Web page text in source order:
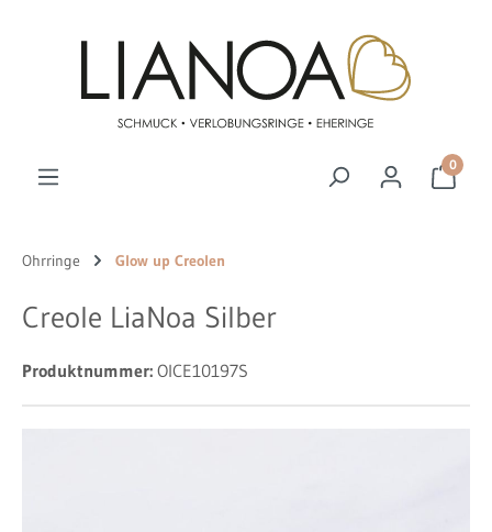
0
Ohrringe Glow up Creolen
Creole LiaNoa Silber
Produktnummer: OICE10197S